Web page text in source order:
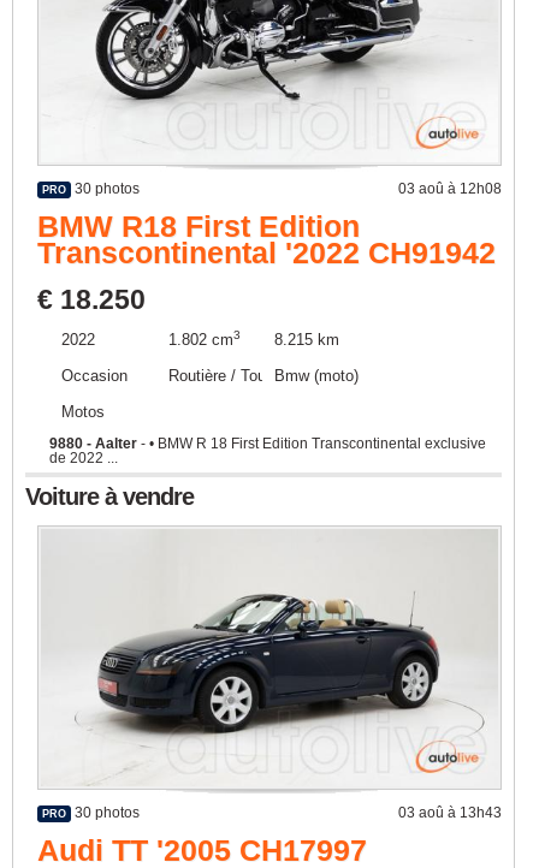
PRO 30 photos 03 aoû à 12h08
BMW R18 First Edition
Transcontinental '2022 CH91942
€ 18.250
2022 1.802 cm3
8.215 km
Occasion
Routière / TouringBmw (moto)
Motos
9880 - Aalter - • BMW R 18 First Edition Transcontinental exclusive
de 2022 ...
Voiture à vendre
PRO 30 photos 03 aoû à 13h43
Audi TT '2005 CH17997